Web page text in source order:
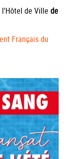
de Ville de
Français du